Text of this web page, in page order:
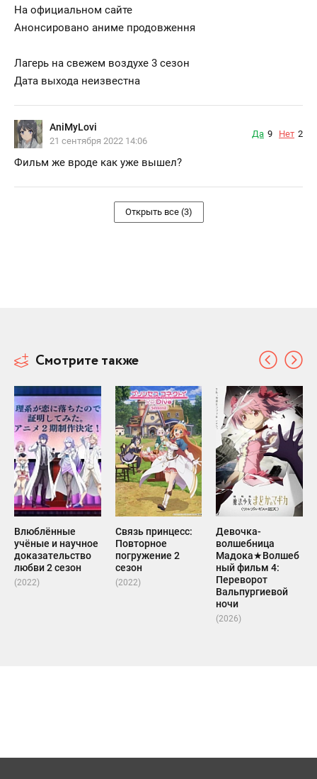
На официальном сайте
Анонсировано аниме продовження
Лагерь на свежем воздухе 3 сезон
Дата выхода неизвестна
AniMyLovi
21 сентября 2022 14:06
Да 9 Нет 2
Фильм же вроде как уже вышел?
Открыть все (3)
Смотрите также
Влюблённые
учёные и научное
доказательство
любви 2 сезон
(2022)
Связь принцесс:
Повторное
погружение 2
сезон
(2022)
Девочка-
волшебница
Мадока★Волшеб
ный фильм 4:
Переворот
Вальпургиевой
ночи
(2026)